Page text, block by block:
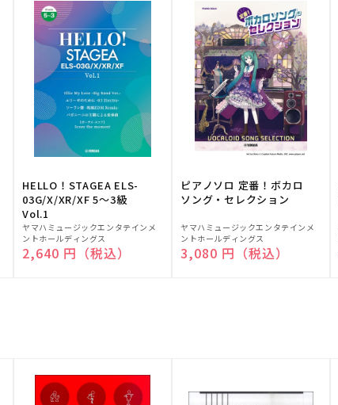
HELLO！STAGEA ELS-
03G/X/XR/XF 5～3級
Vol.1
販
売
元:
ヤマハミュージックエンタテインメ
ントホールディングス
通常価格
2,640 円（税込）
ピアノソロ 定番！ボカロ
ソング・セレクション
販
売
元:
ヤマハミュージックエンタテインメ
ントホールディングス
通常価格
3,080 円（税込）